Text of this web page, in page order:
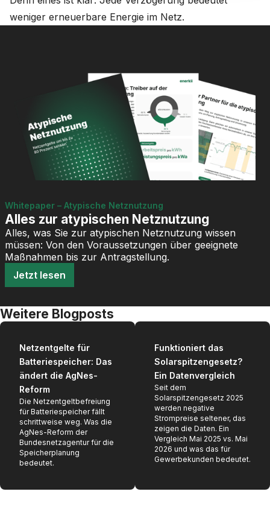
weniger erneuerbare Energie im Netz.
Whitepaper – Atypische Netznutzung
Alles zur atypischen Netznutzung
Alles, was Sie zur atypischen Netznutzung wissen
müssen: Von den Voraussetzungen über geeignete
Maßnahmen bis zur Antragstellung.
Jetzt lesen
Weitere Blogposts
Netzentgelte für
Batteriespeicher: Das
ändert die AgNes-
Reform
Die Netzentgeltbefreiung
für Batteriespeicher fällt
schrittweise weg. Was die
AgNes-Reform der
Bundesnetzagentur für die
Speicherplanung
bedeutet.
Funktioniert das
Solarspitzengesetz?
Ein Datenvergleich
Seit dem
Solarspitzengesetz 2025
werden negative
Strompreise seltener, das
zeigen die Daten. Ein
Vergleich Mai 2025 vs. Mai
2026 und was das für
Gewerbekunden bedeutet.